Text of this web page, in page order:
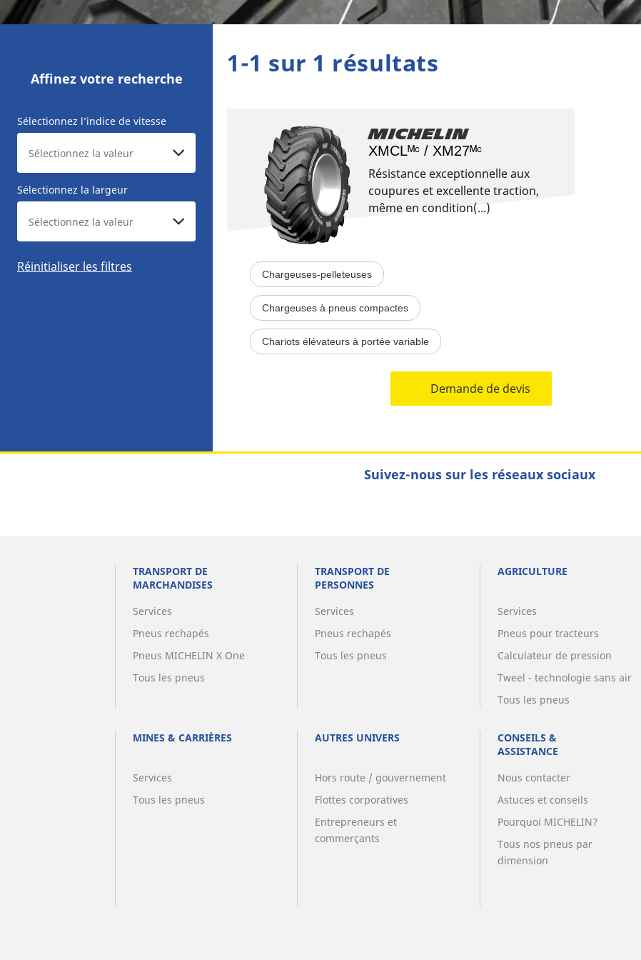
Affinez votre recherche
Sélectionnez l’indice de vitesse
Sélectionnez la largeur
Réinitialiser les filtres
1-1 sur 1 résultats
Michelin
XMCLᴹᶜ / XM27ᴹᶜ
Résistance exceptionnelle aux
coupures et excellente traction,
même en condition(...)
Chargeuses-pelleteuses
Chargeuses à pneus compactes
Chariots élévateurs à portée variable
Demande de devis
Suivez-nous sur les réseaux sociaux
TRANSPORT DE
MARCHANDISES
Services
Pneus rechapés
Pneus MICHELIN X One
Tous les pneus
TRANSPORT DE
PERSONNES
Services
Pneus rechapés
Tous les pneus
AGRICULTURE
Services
Pneus pour tracteurs
Calculateur de pression
Tweel - technologie sans air
Tous les pneus
MINES & CARRIÈRES
Services
Tous les pneus
AUTRES UNIVERS
Hors route / gouvernement
Flottes corporatives
Entrepreneurs et
commerçants
CONSEILS &
ASSISTANCE
Nous contacter
Astuces et conseils
Pourquoi MICHELIN?
Tous nos pneus par
dimension